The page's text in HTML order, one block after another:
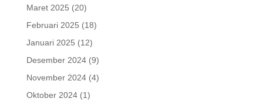
Maret 2025 (20)
Februari 2025 (18)
Januari 2025 (12)
Desember 2024(9)
November 2024(4)
Oktober 2024(1)